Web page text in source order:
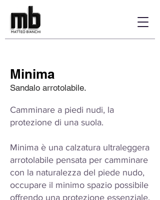
Minima
Sandalo arrotolabile.
Camminare a piedi nudi, la
protezione di una suola.
Minima è una calzatura ultraleggera
arrotolabile pensata per camminare
con la naturalezza del piede nudo,
occupare il minimo spazio possibile
offrendo una protezione essenziale.